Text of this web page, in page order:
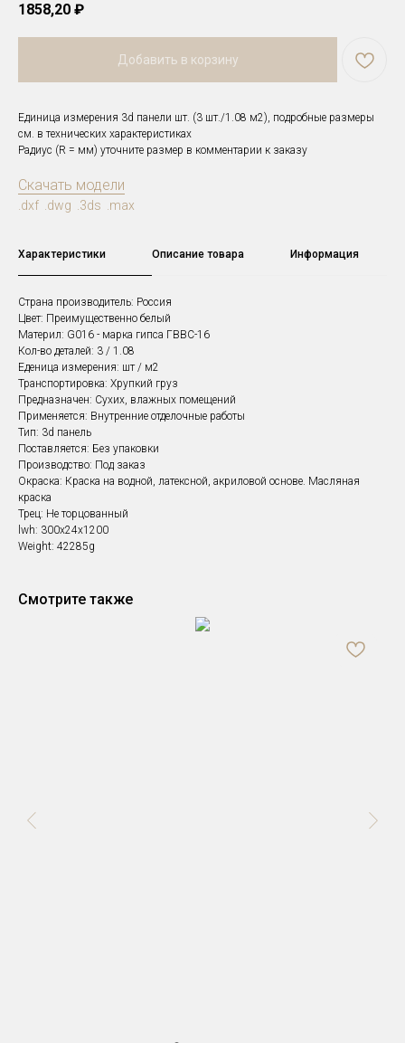
1858,20 ₽
Добавить в корзину
Единица измерения 3d панели шт. (3 шт./1.08 м2), подробные размеры
см. в технических характеристиках
Радиус (R = мм) уточните размер в комментарии к заказу
Скачать модели
.dxf .dwg .3ds .max
Характеристики Описание товара Информация
Страна производитель: Россия
Цвет: Преимущественно белый
Материл: G016 - марка гипса ГВВС-16
Кол-во деталей: 3 / 1.08
Еденица измерения: шт / м2
Транспортировка: Хрупкий груз
Предназначен: Сухих, влажных помещений
Применяется: Внутренние отделочные работы
Тип: 3d панель
Поставляется: Без упаковки
Производство: Под заказ
Окраска: Краска на водной, латексной, акриловой основе. Масляная
краска
Трец: Не торцованный
lwh: 300x24x1200
Weight: 42285g
Смотрите также